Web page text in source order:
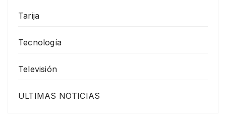
Tarija
Tecnología
Televisión
ULTIMAS NOTICIAS